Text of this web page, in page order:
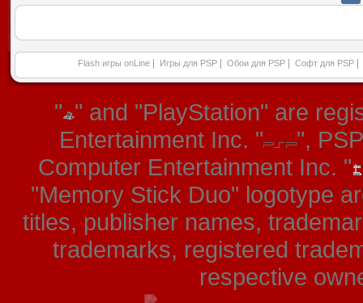
Flash игры onLine Игры для PSP Обои для PSP Софт для PSP
" " and "PlayStation" are
Entertainment Inc. "
",
Computer Entertainment Inc. "
"Memory Stick Duo" logotype
titles, publisher names,
trademarks, registered
respective